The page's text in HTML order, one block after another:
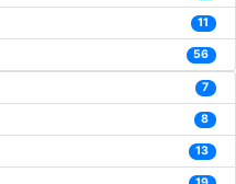
11
56
7
8
13